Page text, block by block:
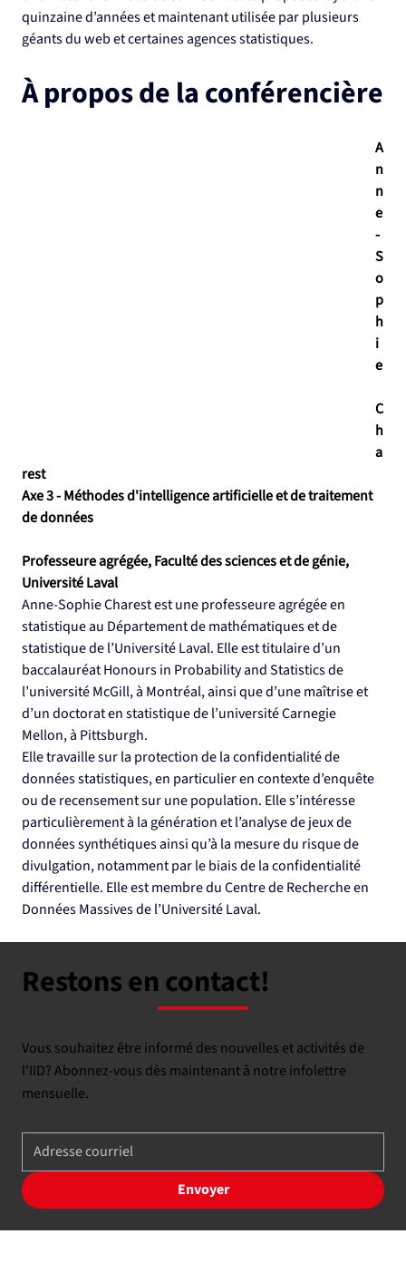
quinzaine d’années et maintenant utilisée par plusieurs
géants du web et certaines agences statistiques.
À propos de la conférencière
A
n
n
e
-
S
o
p
h
i
e
C
h
a
rest
Axe 3 - Méthodes d'intelligence artificielle et de traitement
de données
Professeure agrégée, Faculté des sciences et de génie,
Université Laval
Anne-Sophie Charest est une professeure agrégée en
statistique au Département de mathématiques et de
statistique de l’Université Laval. Elle est titulaire d’un
baccalauréat Honours in Probability and Statistics de
l’université McGill, à Montréal, ainsi que d’une maîtrise et
d’un doctorat en statistique de l’université Carnegie
Mellon, à Pittsburgh.
Elle travaille sur la protection de la confidentialité de
données statistiques, en particulier en contexte d’enquête
ou de recensement sur une population. Elle s’intéresse
particulièrement à la génération et l’analyse de jeux de
données synthétiques ainsi qu’à la mesure du risque de
divulgation, notamment par le biais de la confidentialité
différentielle. Elle est membre du Centre de Recherche en
Données Massives de l’Université Laval​.​
Restons en contact!
Vous souhaitez être informé des nouvelles et activités de
l'IID? Abonnez-vous dès maintenant à notre infolettre
mensuelle.
Envoyer